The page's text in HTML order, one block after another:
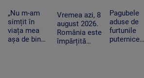
Spania
ripostează
cu măsuri
similare
precum
adevăratul
Baloo
misiune.
Pacient era
un copil de
nici 2 ani
„Nu m-am
simțit în
viața mea
așa de bine”
Vremea azi, 8
august 2026.
România este
împărțită
Pagubele
aduse de
furtunile
puternice